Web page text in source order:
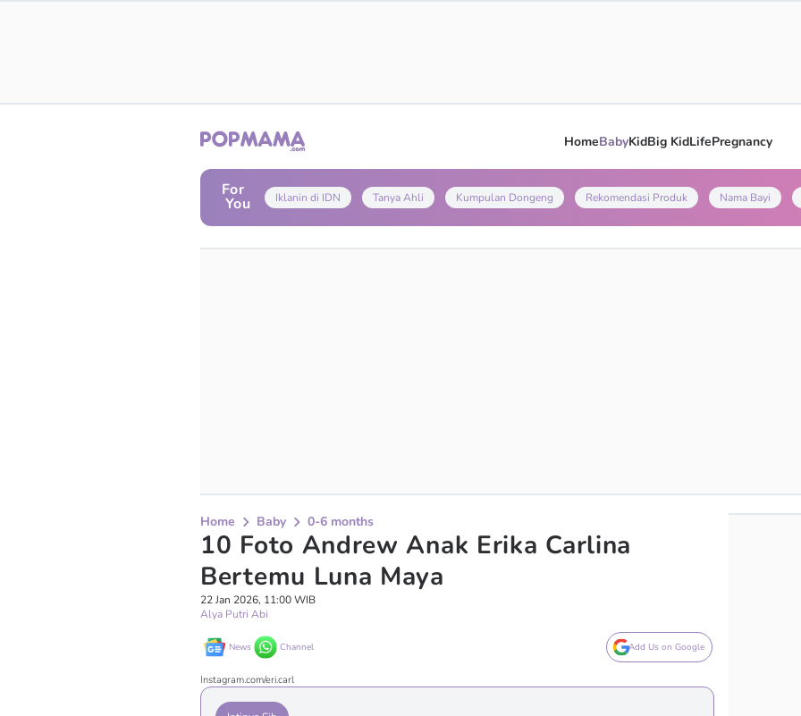
HomeBabyKidBig KidLifePregnancy
For
You Iklanin di IDN Tanya Ahli Kumpulan Dongeng Rekomendasi Produk Nama Bayi
Home Baby 0-6 months
10 Foto Andrew Anak Erika Carlina
Bertemu Luna Maya
22 Jan 2026, 11:00 WIB
Alya Putri Abi
News Channel Add Us on Google
Instagram.com/eri.carl